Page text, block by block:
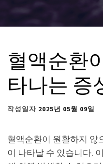
혈액순환
타나는 증
작성일자 2025년 05월 09일
혈액순환이 원활하지 않
이 나타날 수 있습니다.